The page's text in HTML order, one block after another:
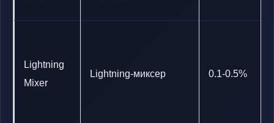
Lightning
Mixer
Lightning-миксер 0.1-0.5%